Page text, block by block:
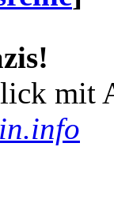
mit